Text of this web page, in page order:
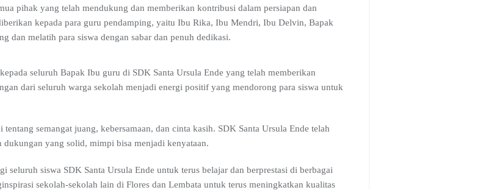
pihak yang telah mendukung dan memberikan kontribusi dalam persiapan dan
kepada para guru pendamping, yaitu Ibu Rika, Ibu Mendri, Ibu Delvin, Bapak
dan melatih para siswa dengan sabar dan penuh dedikasi.
seluruh Bapak Ibu guru di SDK Santa Ursula Ende yang telah memberikan
dari seluruh warga sekolah menjadi energi positif yang mendorong para siswa untuk
semangat juang, kebersamaan, dan cinta kasih. SDK Santa Ursula Ende telah
yang solid, mimpi bisa menjadi kenyataan.
seluruh siswa SDK Santa Ursula Ende untuk terus belajar dan berprestasi di berbagai
sekolah-sekolah lain di Flores dan Lembata untuk terus meningkatkan kualitas